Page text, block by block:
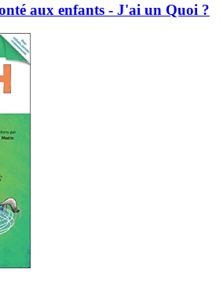
aux enfants - J'ai un Quoi ?